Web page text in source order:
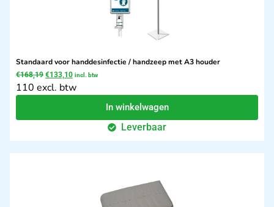
Standaard voor handdesinfectie / handzeep met A3 houder
€168,19 €133,10 incl. btw
110 excl. btw
In winkelwagen
Leverbaar